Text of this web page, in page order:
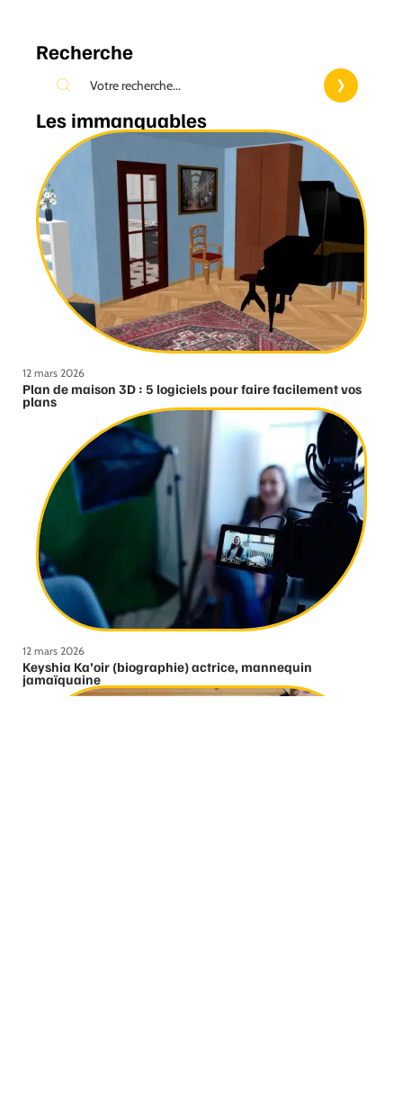
Recherche
Les immanquables
12 mars 2026
Plan de maison 3D : 5 logiciels pour faire facilement vos
plans
12 mars 2026
Keyshia Ka’oir (biographie) actrice, mannequin
jamaïquaine